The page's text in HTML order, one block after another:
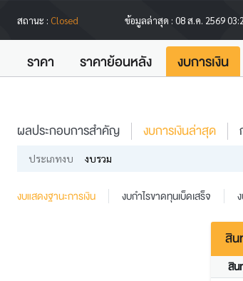
สถานะ : Closed ข้อมูลล่าสุด :08 ส.ค. 2569
ราคา ราคาย้อนหลัง งบการเงิน
ผลประกอบการสำคัญ งบการเงินล่าสุด
ประเภทงบ งบรวม
งบแสดงฐานะการเงิน งบกำไรขาดทุนเบ็ดเสร็จ
สิ
สิน